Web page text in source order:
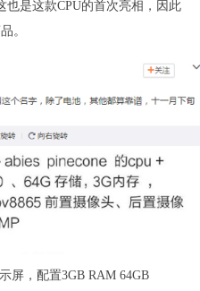
也是这款CPU的首次亮相，因此
。
屏，配置3GB RAM 64GB